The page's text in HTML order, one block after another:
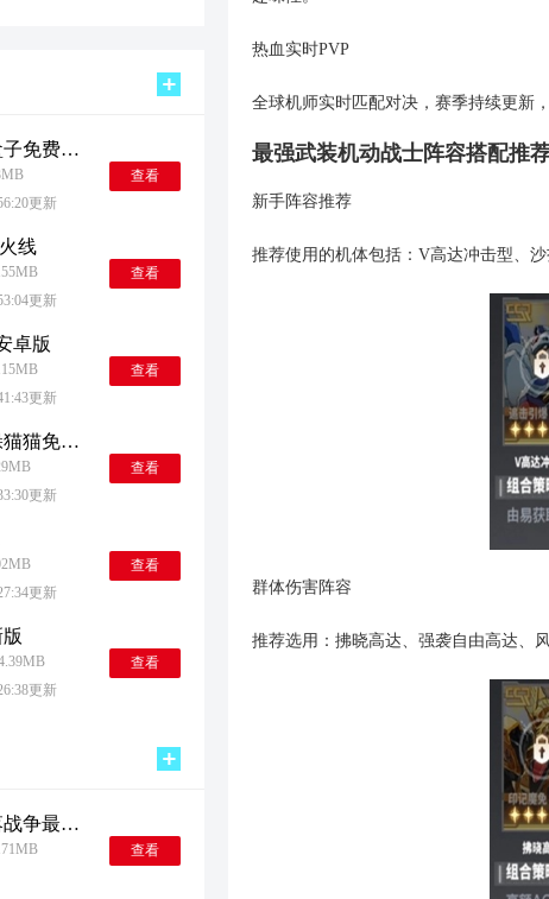
4399游戏盒子免费安装最新版
更新
查看
线
更新
查看
卓版
更新
查看
火线枪战躲猫猫免广告版
更新
查看
更新
查看
更新
查看
火柴人部落战争最新版
查看
热血实时PVP
全球机师实时匹配对决，赛季持续更新
最强武装机动战士阵容搭配推
新手阵容推荐
推荐使用的机体包括：V高达冲击型、
群体伤害阵容
推荐选用：拂晓高达、强袭自由高达、